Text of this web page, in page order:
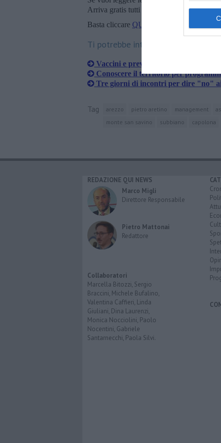
Arriva gratis tutti i giorni alle 20:00
Basta cliccare QUI
Ti potrebbe interessare anche:
Vaccini e prevenzione, se ne parla al
​Conoscere il territorio per
Tre giorni di incontri per dire "no"
Tag arezzo pietro aretino management
monte san savino
subbiano capolona
REDAZIONE QUI NEWS
Marco Migli
Direttore Responsabile
Pietro Mattonai
Redattore
Collaboratori
Marcella Bitozzi, Sergio
Braccini, Michele Bufalino,
Valentina Caffieri, Linda
Giuliani, Dina Laurenzi,
Monica Nocciolini, Paolo
Nocentini, Gabriele
Santarnecchi, Paola Silvi.